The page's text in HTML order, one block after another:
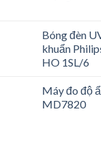
Bóng đèn
khuẩn
HO 1SL/6
Máy đo độ
MD7820